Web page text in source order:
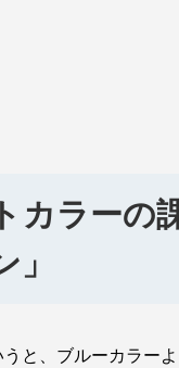
カラーの
」
と、ブルーカラー